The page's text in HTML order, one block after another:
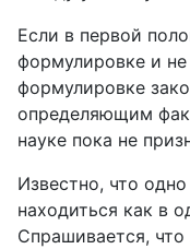
Если в первой
формулировке и
формулировке
определяющим
науке пока не
Известно, что
находиться как в
Спрашивается, что